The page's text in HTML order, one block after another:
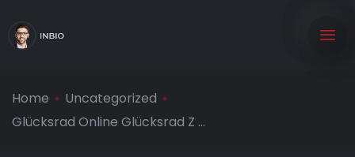
Home
Uncategorized
Glücksrad Online Glücksrad Z ...